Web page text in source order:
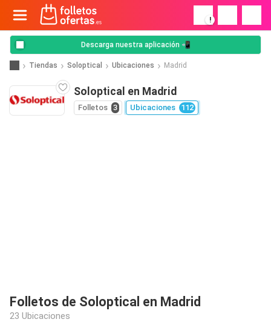
!
Descarga nuestra aplicación 📲
Tiendas Soloptical Ubicaciones Madrid
Soloptical en Madrid
Folletos 3 Ubicaciones 112
Folletos de Soloptical en Madrid
23 Ubicaciones